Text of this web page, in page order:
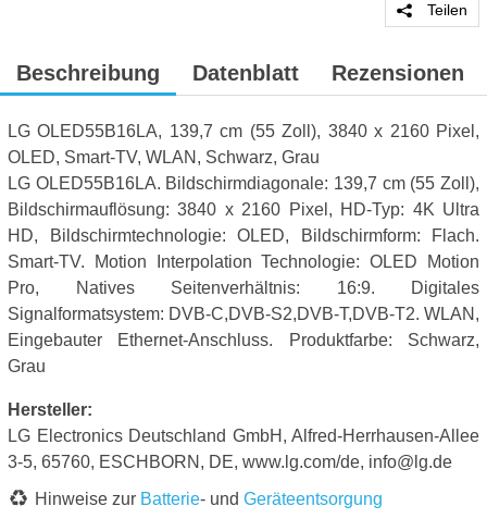
Teilen
Beschreibung Datenblatt Rezensionen
LG OLED55B16LA, 139,7 cm (55 Zoll), 3840 x 2160 Pixel,
OLED, Smart-TV, WLAN, Schwarz, Grau
LG OLED55B16LA. Bildschirmdiagonale: 139,7 cm (55 Zoll),
Bildschirmauflösung: 3840 x 2160 Pixel, HD-Typ: 4K Ultra
HD, Bildschirmtechnologie: OLED, Bildschirmform: Flach.
Smart-TV. Motion Interpolation Technologie: OLED Motion
Pro, Natives Seitenverhältnis: 16:9. Digitales
Signalformatsystem: DVB-C,DVB-S2,DVB-T,DVB-T2. WLAN,
Eingebauter Ethernet-Anschluss. Produktfarbe: Schwarz,
Grau
Hersteller:
LG Electronics Deutschland GmbH, Alfred-Herrhausen-Allee
3-5, 65760, ESCHBORN, DE, www.lg.com/de, info@lg.de
Hinweise zur Batterie- und Geräteentsorgung